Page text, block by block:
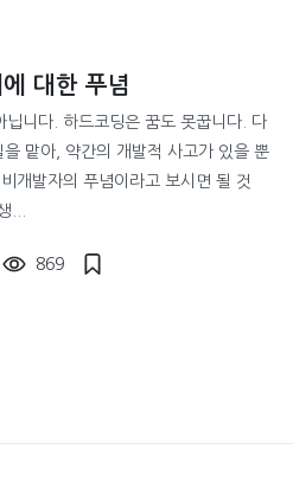
대한 푸념
닙니다. 하드코딩은 꿈도 못꿉니다. 다
맡아, 약간의 개발적 사고가 있을 뿐
개발자의 푸념이라고 보시면 될 것
...
869